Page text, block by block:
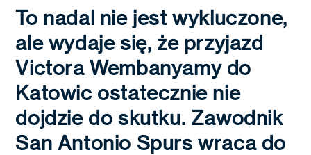
To nadal nie jest wykluczone,
ale wydaje się, że przyjazd
Victora Wembanyamy do
Katowic ostatecznie nie
dojdzie do skutku. Zawodnik
San Antonio Spurs wraca do